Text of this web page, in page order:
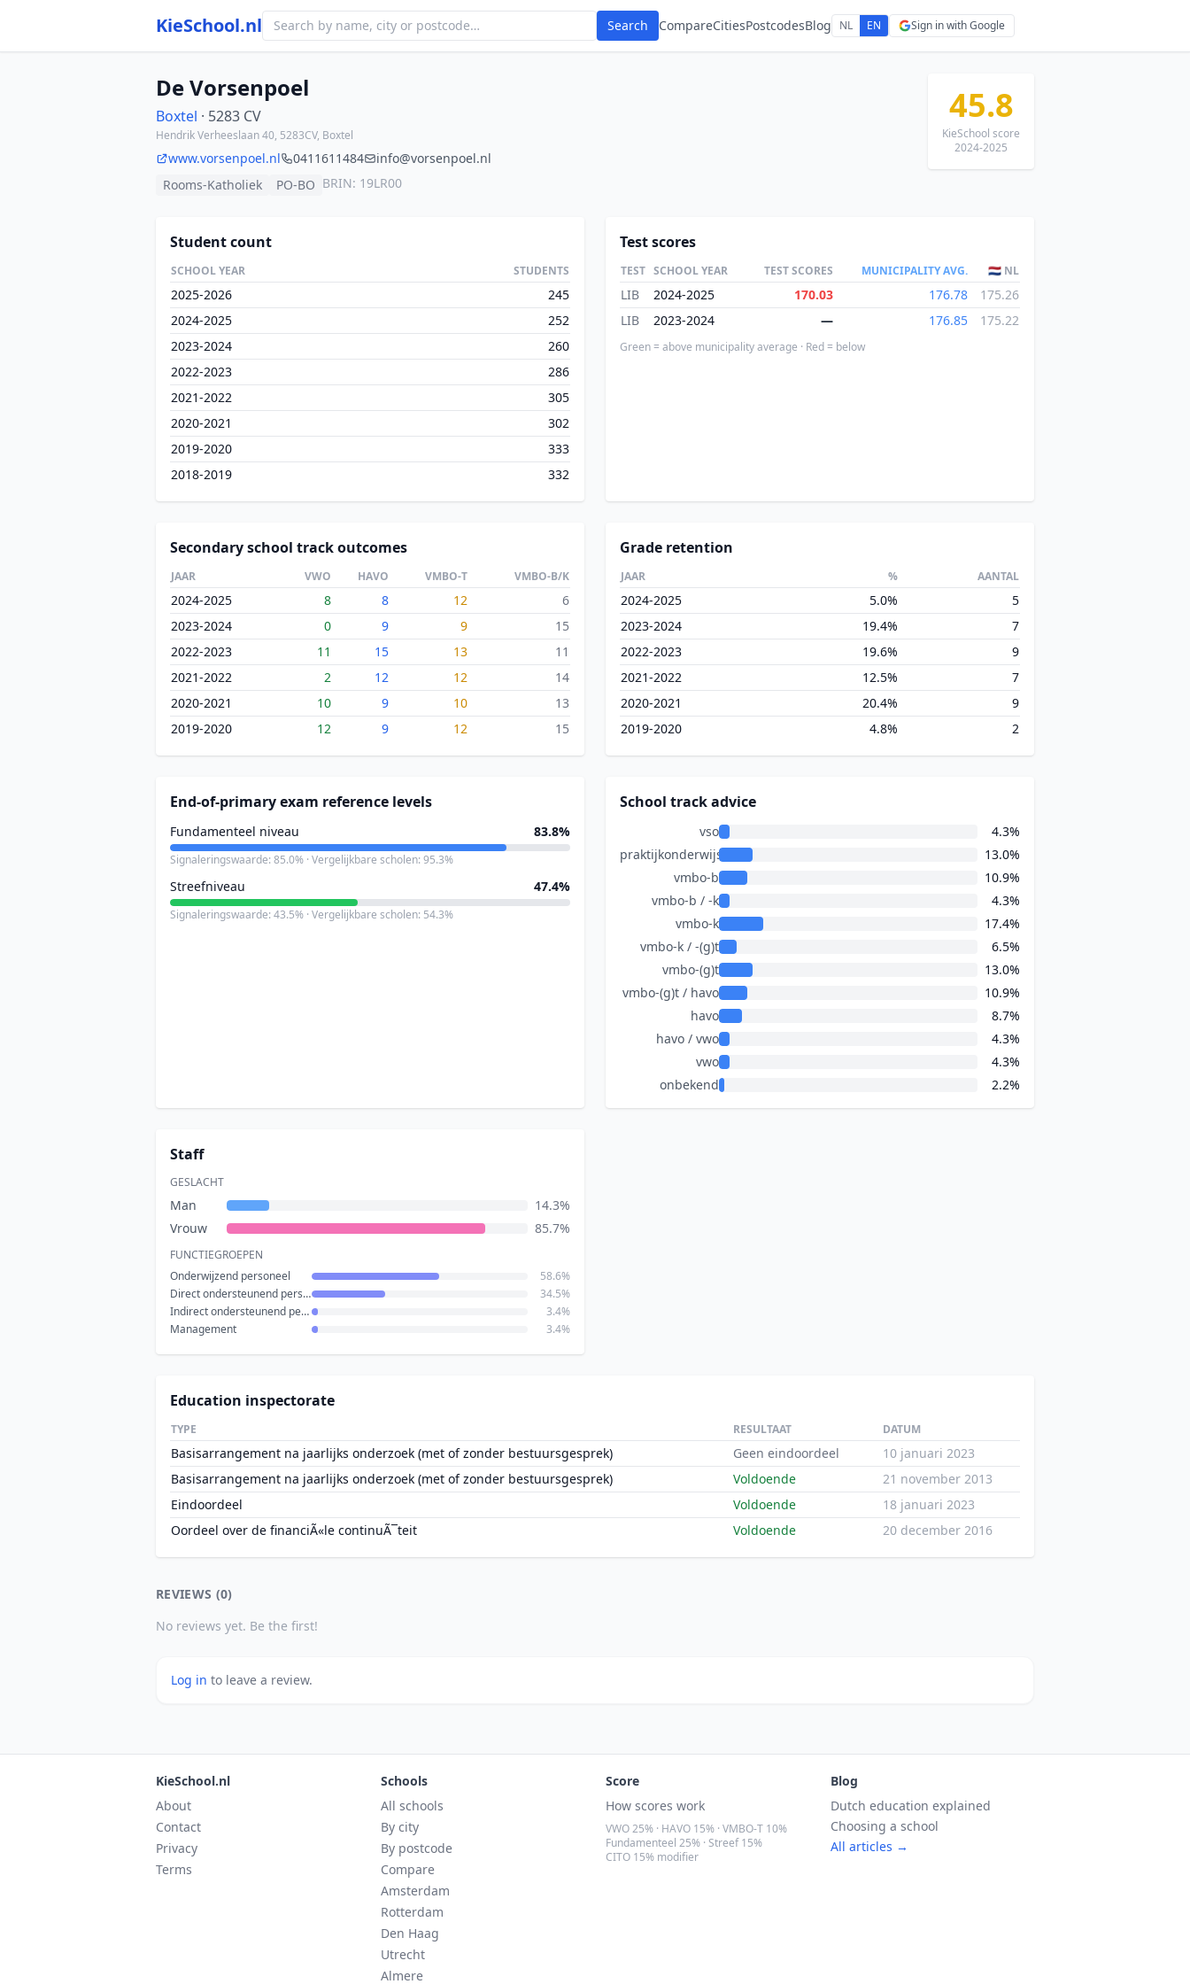
KieSchool.nl Search CompareCitiesPostcodesBlog NL EN Sign in with Google
De Vorsenpoel
Boxtel · 5283 CV
Hendrik Verheeslaan 40, 5283CV, Boxtel
www.vorsenpoel.nl 0411611484
info@vorsenpoel.nl
Rooms-Katholiek
PO-BO BRIN: 19LR00
45.8
KieSchool score
2024-2025
Student count
SCHOOL YEAR STUDENTS
2025-2026
245
2024-2025
252
2023-2024
260
2022-2023
286
2021-2022
305
2020-2021
302
2019-2020
333
2018-2019
332
Test scores
TEST SCHOOL YEAR TEST SCORES MUNICIPALITY AVG. 🇳🇱 NL
LIB 2024-2025 170.03 176.78
175.26
LIB
2023-2024 — 176.85 175.22
Green = above municipality average · Red = below
Secondary school track outcomes
JAAR VWO HAVO VMBO-T VMBO-B/K
2024-2025 8 8 12
6
2023-2024
0 9 9
15
2022-2023
11 15 13
11
2021-2022
2 12 12
14
2020-2021
10 9 10
13
2019-2020
12 9 12 15
Grade retention
JAAR % AANTAL
2024-2025 5.0%
5
2023-2024
19.4%
7
2022-2023
19.6%
9
2021-2022
12.5%
7
2020-2021
20.4%
9
2019-2020
4.8% 2
End-of-primary exam reference levels
Fundamenteel niveau 83.8%
Signaleringswaarde: 85.0% · Vergelijkbare scholen: 95.3%
Streefniveau 47.4%
Signaleringswaarde: 43.5% · Vergelijkbare scholen: 54.3%
School track advice
vso
4.3%
praktijkonderwijs
13.0%
vmbo-b
10.9%
vmbo-b / -k
4.3%
vmbo-k
17.4%
vmbo-k / -(g)t
6.5%
vmbo-(g)t
13.0%
vmbo-(g)t / havo
10.9%
havo
8.7%
havo / vwo
4.3%
vwo
4.3%
onbekend
2.2%
Staff
GESLACHT
Man
14.3%
Vrouw
85.7%
FUNCTIEGROEPEN
Onderwijzend personeel
58.6%
Direct ondersteunend personeel
34.5%
Indirect ondersteunend personeel
3.4%
Management
3.4%
Education inspectorate
TYPE RESULTAAT DATUM
Basisarrangement na jaarlijks onderzoek (met of zonder bestuursgesprek) Geen eindoordeel
10 januari 2023
Basisarrangement na jaarlijks onderzoek (met of zonder bestuursgesprek)
Voldoende
21 november 2013
Eindoordeel
Voldoende
18 januari 2023
Oordeel over de financiÃ«le continuÃ¯teit
Voldoende 20 december 2016
REVIEWS (0)
No reviews yet. Be the first!
Log in to leave a review.
KieSchool.nl
About
Contact
Privacy
Terms
Schools
All schools
By city
By postcode
Compare
Amsterdam
Rotterdam
Den Haag
Utrecht
Almere
Score
How scores work
VWO 25% · HAVO 15% · VMBO-T 10%
Fundamenteel 25% · Streef 15%
CITO 15% modifier
Blog
Dutch education explained
Choosing a school
All articles →